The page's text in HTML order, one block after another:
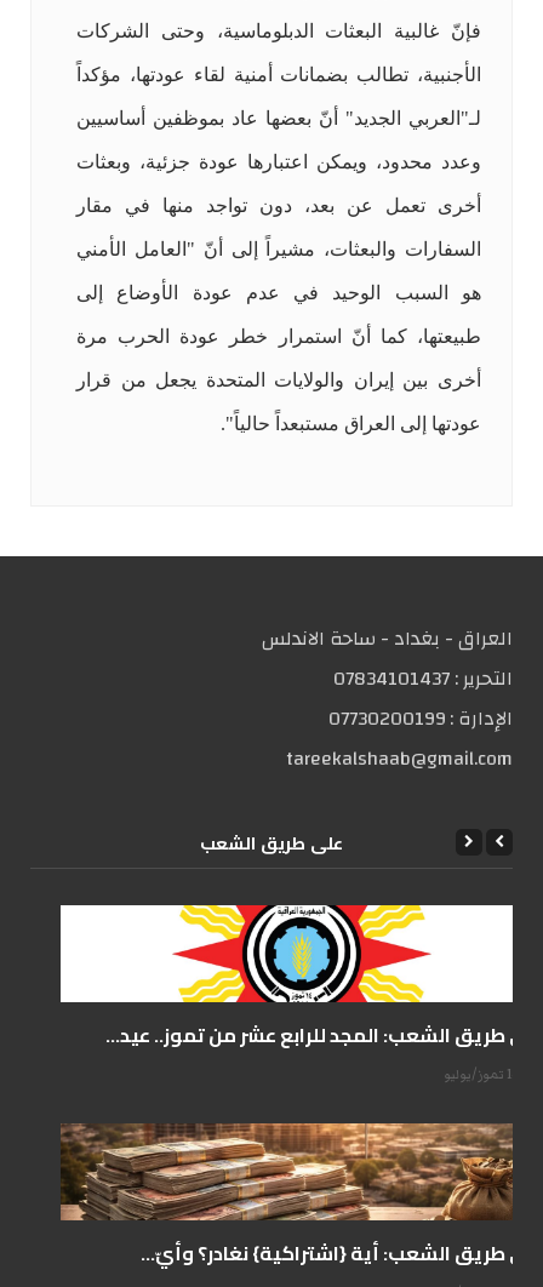
فإنّ غالبية البعثات الدبلوماسية، وحتى الشركات
الأجنبية، تطالب بضمانات أمنية لقاء عودتها، مؤكداً
لـ"العربي الجديد" أنّ بعضها عاد بموظفين أساسيين
وعدد محدود، ويمكن اعتبارها عودة جزئية، وبعثات
أخرى تعمل عن بعد، دون تواجد منها في مقار
السفارات والبعثات، مشيراً إلى أنّ "العامل الأمني
هو السبب الوحيد في عدم عودة الأوضاع إلى
طبيعتها، كما أنّ استمرار خطر عودة الحرب مرة
أخرى بين إيران والولايات المتحدة يجعل من قرار
عودتها إلى العراق مستبعداً حالياً".
العراق - بغداد - ساحة الاندلس
التحریر :07834101437
الإدارة :07730200199
tareekalshaab@gmail.com
علی طریق الشعب
على طريق الشعب: المجد للرابع عشر من تموز.. عيد...
14 تموز/يوليو
على طريق الشعب: أية {اشتراكية} نغادر؟ وأيّ...